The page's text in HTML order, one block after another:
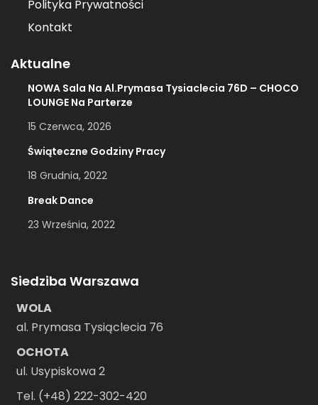
Polityka Prywatności
Kontakt
Aktualne
NOWA Sala Na Al.Prymasa Tysiaclecia 76D – CHOCO
LOUNGE Na Parterze
15 Czerwca, 2026
Świąteczne Godziny Pracy
18 Grudnia, 2022
Break Dance
23 Września, 2022
Siedziba Warszawa
WOLA
al. Prymasa Tysiąclecia 76
OCHOTA
ul. Usypiskowa 2
Tel. (+48) 222-302-420